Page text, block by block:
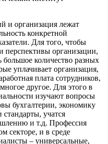
и организация лежат
конкретной
Для того, чтобы
перспективы организации,
количество разных
уплачивает организация,
плата сотрудников,
другое. Для этого в
изучают вопросы
бухгалтерии, экономику
стандарты, учатся
и т.д. Профессия
секторе, и в среде
– универсальные,